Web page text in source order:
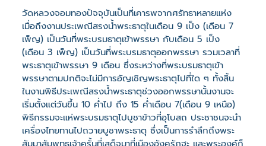
วัดหลวงจอมทองปัจจุบันเป็นที่เคารพจากศรัทธาหลายแห่ง
เมื่อถึงงานประเพณีสรงน้ำพระธาตุในเดือน 9 เป็ง (เดือน 7
เพ็ญ) เป็นวันที่พระบรมธาตุเข้าพรรษา กับเดือน 5 เป็ง
(เดือน 3 เพ็ญ) เป็นวันที่พระบรมธาตุออกพรรษา รวมเวลาที่
พระธาตุเข้าพรรษา 9 เดือน ซึ่งระหว่างที่พระบรมธาตุเข้า
พรรษาตามปกติจะไม่มีการอัญเชิญพระธาตุไปที่ใด ๆ ทั้งสิ้น
ในงานพิธีประเพณีสรงน้ำพระธาตุช่วงออกพรรษานั้นงานจะ
เริ่มตั้งแต่วันขึ้น 10 ค่ำไป ถึง 15 ค่ำเดือน 7(เดือน 9 เหนือ)
พิธีกรรมจะแห่พระบรมธาตุไปบูชาข้าวที่อุโบสถ ประชาชนจะนำ
เครื่องไทยทานไปถวายบูชาพระธาตุ ซึ่งเป็นการรำลึกถึงพระ